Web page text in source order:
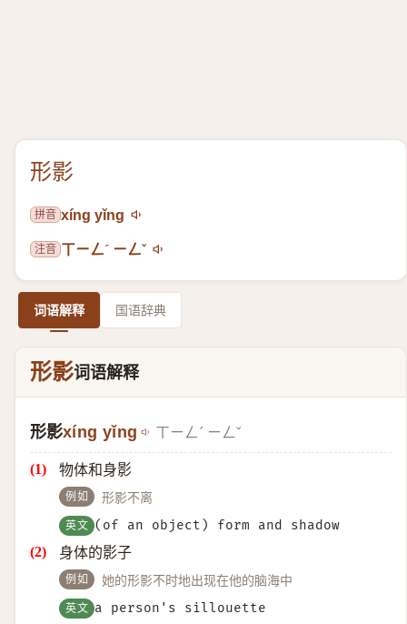
形影
拼音 xíng yǐng
注音 ㄒㄧㄥˊ ㄧㄥˇ
词语解释 国语辞典
形影词语解释
形影xíng yǐng ㄒㄧㄥˊ ㄧㄥˇ
物体和身影
例如 形影不离
英文 (of an object) form and shadow
身体的影子
例如 她的形影不时地出现在他的脑海中
英文 a person's sillouette